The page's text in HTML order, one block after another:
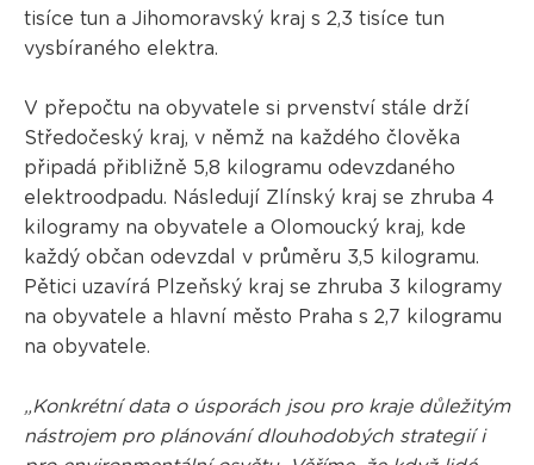
tisíce tun a Jihomoravský kraj s 2,3 tisíce tun
vysbíraného elektra.
V přepočtu na obyvatele si prvenství stále drží
Středočeský kraj, v němž na každého člověka
připadá přibližně 5,8 kilogramu odevzdaného
elektroodpadu. Následují Zlínský kraj se zhruba 4
kilogramy na obyvatele a Olomoucký kraj, kde
každý občan odevzdal v průměru 3,5 kilogramu.
Pětici uzavírá Plzeňský kraj se zhruba 3 kilogramy
na obyvatele a hlavní město Praha s 2,7 kilogramu
na obyvatele.
„Konkrétní data o úsporách jsou pro kraje důležitým
nástrojem pro plánování dlouhodobých strategií i